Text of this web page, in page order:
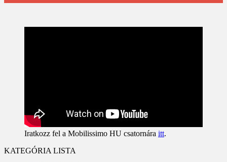
Iratkozz fel a Mobilissimo HU csatornára itt.
KATEGÓRIA LISTA